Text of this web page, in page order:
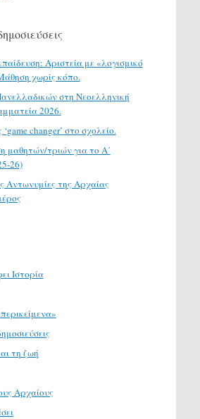
Αριστεία με «λογισμικό
χωρίς κόπο.
στη Νεοελληνική
2026.
changer’ στο σχολείο.
μαθητών/τριών για το Α΄
26)
Αντωνυμίες της Αρχαίας
Ιστορία
τη ζωή
Αρχαίους